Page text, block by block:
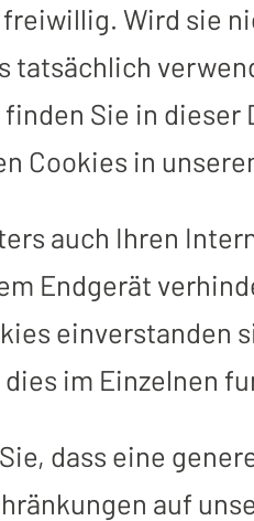
Wird sie
tatsächlich
Sie in
Cookies in
auch Ihren
Endgerät
einverstanden
dies im Einzelnen
dass eine
auf